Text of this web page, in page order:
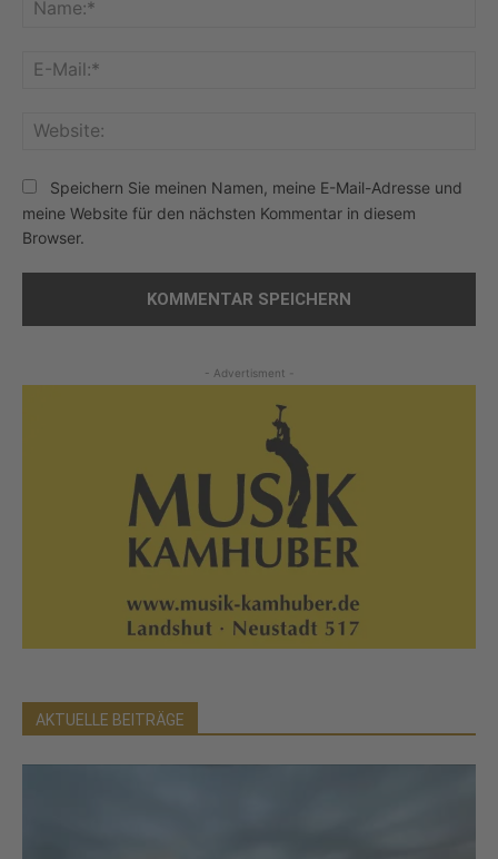
Speichern Sie meinen Namen, meine E-Mail-Adresse und
meine Website für den nächsten Kommentar in diesem
Browser.
- Advertisment -
AKTUELLE BEITRÄGE